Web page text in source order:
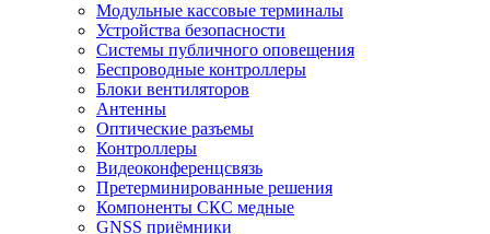
Модульные кассовые терминалы
Устройства безопасности
Системы публичного оповещения
Беспроводные контроллеры
Блоки вентиляторов
Антенны
Оптические разъемы
Контроллеры
Видеоконференцсвязь
Претерминированные решения
Компоненты СКС медные
GNSS приёмники